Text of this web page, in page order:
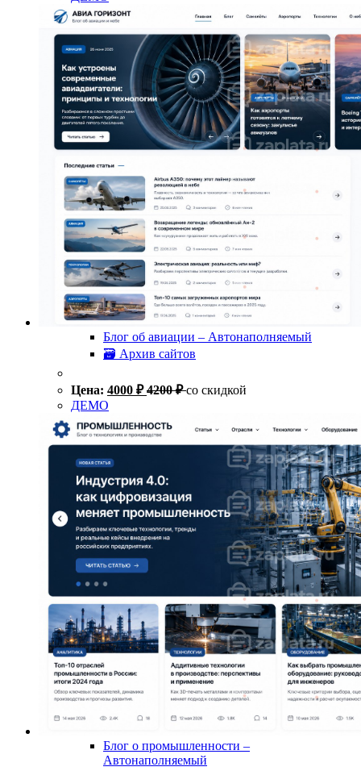
Блог об авиации – Автонаполняемый
🗃 Архив сайтов
Цена: 4000 ₽ 4200₽ со скидкой
ДЕМО
Блог о промышленности –
Автонаполняемый